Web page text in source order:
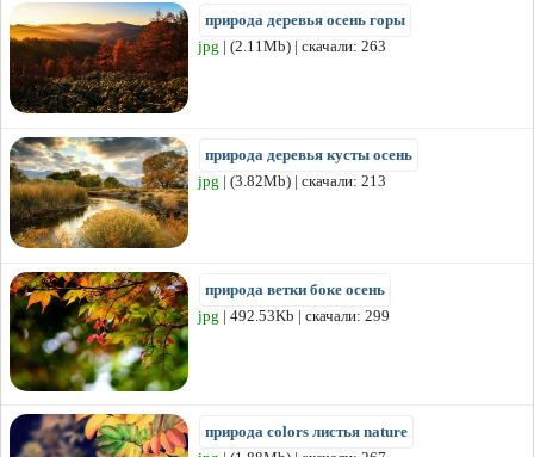
природа деревья осень горы
jpg | (2.11Mb) | скачали: 263
природа деревья кусты осень
jpg | (3.82Mb) | скачали: 213
природа ветки боке осень
jpg | 492.53Kb | скачали: 299
природа colors листья nature